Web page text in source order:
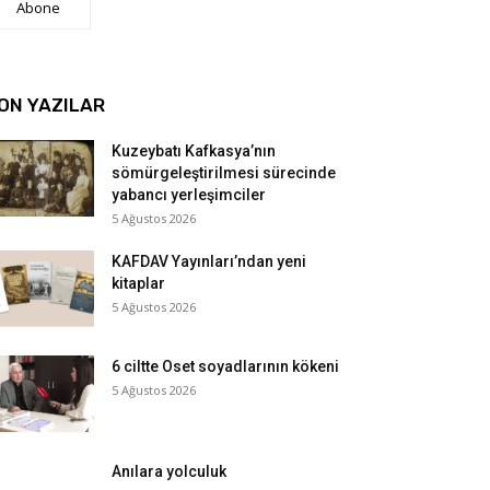
Abone
YAZILAR
Kuzeybatı Kafkasya’nın
sömürgeleştirilmesi sürecinde
yabancı yerleşimciler
5 Ağustos 2026
KAFDAV Yayınları’ndan yeni
kitaplar
5 Ağustos 2026
6 ciltte Oset soyadlarının kökeni
5 Ağustos 2026
Anılara yolculuk